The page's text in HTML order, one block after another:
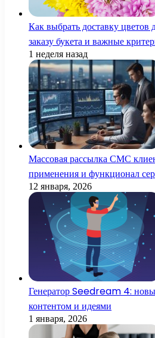
Как выбрать доставку
заказу букета и важные
1 неделя назад
Массовая рассылка СМС
применения и функционал
12 января, 2026
Генератор Seedream 4:
контентом и идеями
1 января, 2026